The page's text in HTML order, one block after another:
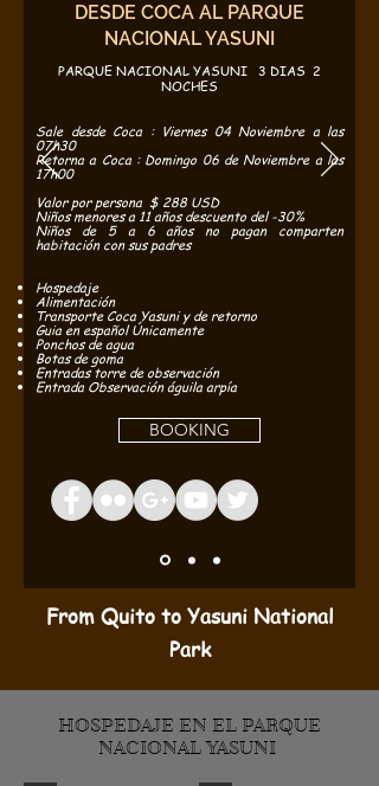
DESDE COCA AL PARQUE
NACIONAL YASUNI
PARQUE NACIONAL YASUNI 3 DIAS 2
NOCHES
Sale desde Coca : Viernes 04 Noviembre a las
07h30
Retorna a Coca : Domingo 06 de Noviembre a las
17h00
Valor por persona $ 288 USD
Niños menores a 11 años descuento del -30%
Niños de 5 a 6 años no pagan comparten
habitación con sus padres
Hospedaje
Alimentación
Transporte Coca Yasuni y de retorno
Guia en español Únicamente
Ponchos de agua
Botas de goma
Entradas torre de observación
Entrada Observación águila arpía
BOOKING
From Quito to Yasuni National
Park
HOSPEDAJE EN EL PARQUE
NACIONAL YASUNI